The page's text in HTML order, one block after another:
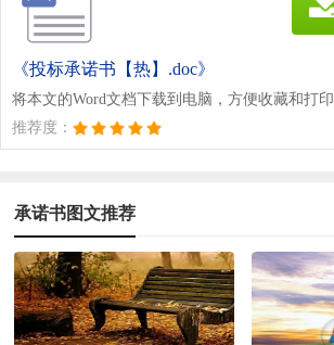
《投标承诺书【热】.doc》
将本文的Word文档下载到电脑，方便收藏和打印
推荐度：
承诺书图文推荐